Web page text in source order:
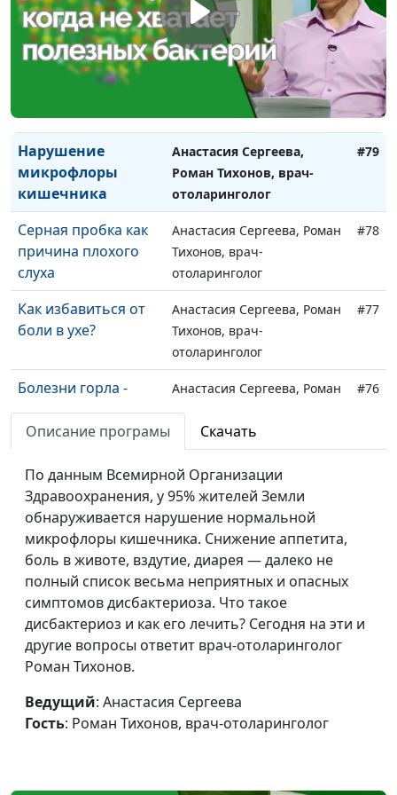
Коронавирус у
детей
Анастасия Сергеева, Нина
Пакулева, врач-педиатр
Ротавирус у детей
Анастасия Сергеева, Нина
Пакулева, врач-педиатр
#80
Нарушение
микрофлоры
кишечника
Анастасия Сергеева,
Роман Тихонов, врач-
отоларинголог
#79
Серная пробка как
причина плохого
слуха
Анастасия Сергеева, Роман
Тихонов, врач-
отоларинголог
#78
Как избавиться от
боли в ухе?
Анастасия Сергеева, Роман
Тихонов, врач-
отоларинголог
#77
Болезни горла -
выясняем причину
Анастасия Сергеева, Роман
Тихонов, врач-
отоларинголог
#76
Как лечить горло?
Анастасия Сергеева, Роман
Тихонов, врач-
Как сохранить
здоровье носа?
Анастасия Сергеева, Роман
Тихонов, врач-
отоларинголог
Насморк: лечить
самому или идти к
врачу?
Анастасия Сергеева, Роман
Тихонов, врач-
#73
Как лечить
заложенность
Анастасия Сергеева, Роман
Тихонов, врач-
Описание програмы Скачать
По данным Всемирной Организации
Здравоохранения, у 95% жителей Земли
обнаруживается нарушение нормальной
микрофлоры кишечника. Снижение аппетита,
боль в животе, вздутие, диарея — далеко не
полный список весьма неприятных и опасных
симптомов дисбактериоза. Что такое
дисбактериоз и как его лечить? Сегодня на эти и
другие вопросы ответит врач-отоларинголог
Роман Тихонов.
Ведущий: Анастасия Сергеева
Гость: Роман Тихонов, врач-отоларинголог